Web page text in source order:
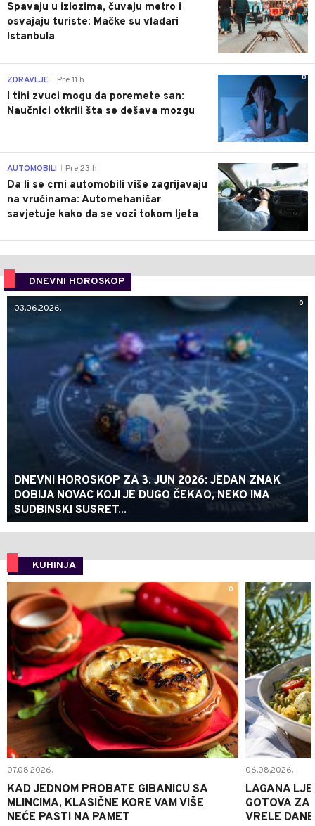
Spavaju u izlozima, čuvaju metro i
osvajaju turiste: Mačke su vladari
Istanbula
0
ZDRAVLJE Pre 11 h
I tihi zvuci mogu da poremete san:
Naučnici otkrili šta se dešava mozgu
AUTOMOBILI Pre 23 h
Da li se crni automobili više zagrijavaju
na vrućinama: Automehaničar
savjetuje kako da se vozi tokom ljeta
DNEVNI HOROSKOP
0
03.06.2026.
DNEVNI HOROSKOP ZA 3. JUN 2026: JEDAN ZNAK
DOBIJA NOVAC KOJI JE DUGO ČEKAO, NEKO IMA
SUDBINSKI SUSRET...
KUHINJA
0
07.08.2026.
KAD JEDNOM PROBATE GIBANICU SA
MLINCIMA, KLASIČNE KORE VAM VIŠE
NEĆE PASTI NA PAMET
06.08.2026.
LAGANA
GOTOVA ZA
VRELE DANE